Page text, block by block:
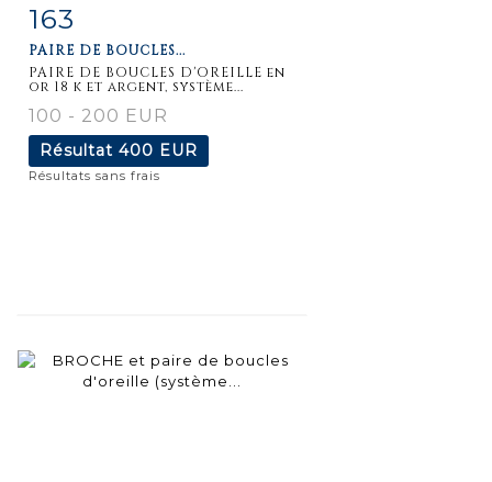
163
PAIRE DE BOUCLES...
PAIRE DE BOUCLES D'OREILLE en
or 18 k et argent, système...
100 - 200 EUR
Résultat 400 EUR
Résultats sans frais